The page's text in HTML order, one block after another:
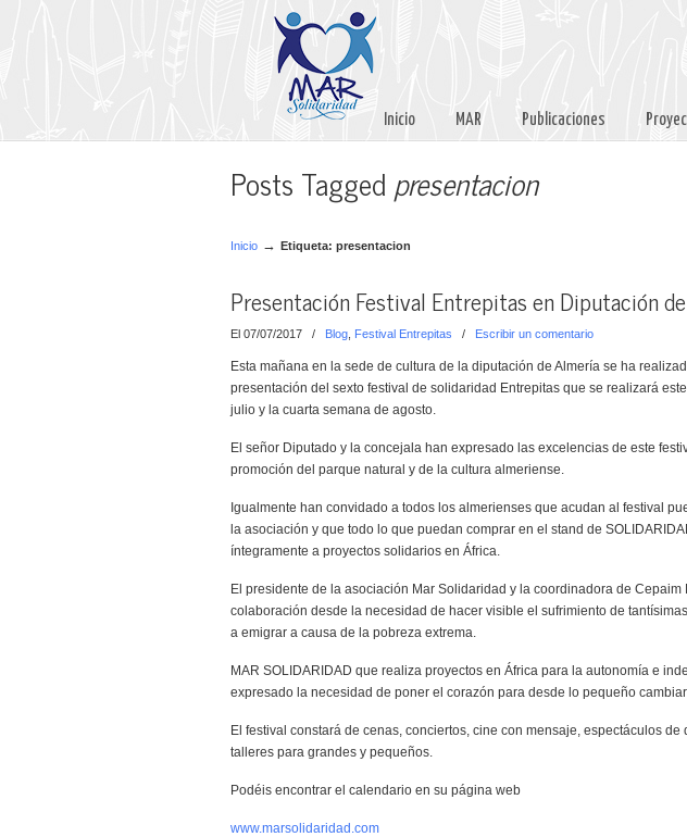
Inicio MAR Publicaciones
Posts Tagged presentacion
Inicio → Etiqueta: presentacion
Presentación Festival Entrepitas en Diputación
El 07/07/2017 / Blog Festival Entrepitas / Escribir un comentario
Esta mañana en la sede de cultura de la diputación de Almería se ha
presentación del sexto festival de solidaridad Entrepitas que se realizará
julio y la cuarta semana de agosto.
El señor Diputado y la concejala han expresado las excelencias de este
promoción del parque natural y de la cultura almeriense.
Igualmente han convidado a todos los almerienses que acudan al festival
la asociación y que todo lo que puedan comprar en el stand de
íntegramente a proyectos solidarios en África.
El presidente de la asociación Mar Solidaridad y la coordinadora de
colaboración desde la necesidad de hacer visible el sufrimiento de
a emigrar a causa de la pobreza extrema.
MAR SOLIDARIDAD que realiza proyectos en África para la autonomía e
expresado la necesidad de poner el corazón para desde lo pequeño
El festival constará de cenas, conciertos, cine con mensaje, espectáculos
talleres para grandes y pequeños.
Podéis encontrar el calendario en su página web
www.marsolidaridad.com